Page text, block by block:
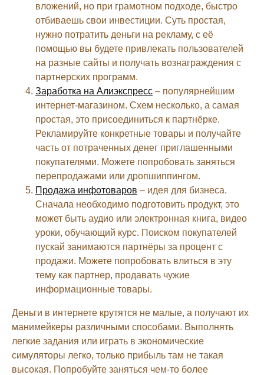
вложений, но при грамотном подходе, быстро
отбиваешь свои инвестиции. Суть простая,
нужно потратить деньги на рекламу, с её
помощью вы будете привлекать пользователей
на разные сайты и получать вознаграждения с
партнерских программ.
Заработка на Алиэкспресс – популярнейшим
интернет-магазином. Схем несколько, а самая
простая, это присоединиться к партнёрке.
Рекламируйте конкретные товары и получайте
часть от потраченных денег приглашенными
покупателями. Можете попробовать заняться
перепродажами или дропшиппингом.
Продажа инфотоваров – идея для бизнеса.
Сначала необходимо подготовить продукт, это
может быть аудио или электронная книга, видео
уроки, обучающий курс. Поиском покупателей
пускай занимаются партнёры за процент с
продажи. Можете попробовать влиться в эту
тему как партнер, продавать чужие
информационные товары.
Деньги в интернете крутятся не малые, а получают их
манимейкеры различными способами. Выполнять
легкие задания или играть в экономические
симуляторы легко, только прибыль там не такая
высокая. Попробуйте заняться чем-то более